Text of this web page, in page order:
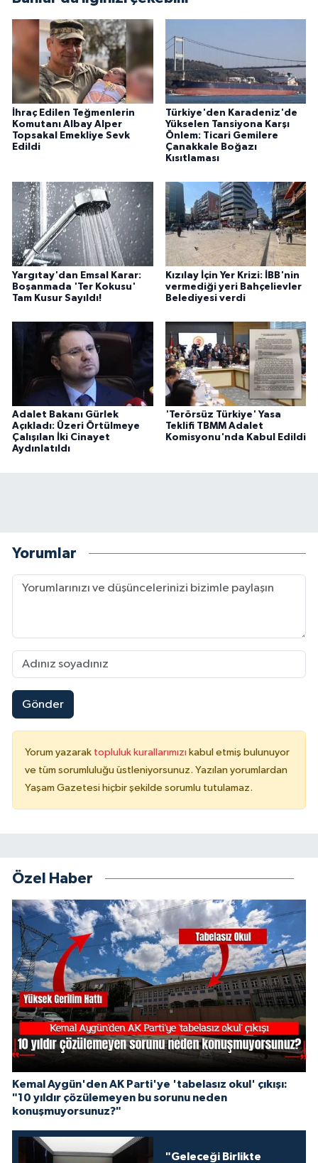
İhraç Edilen Teğmenlerin
Komutanı Albay Alper
Topsakal Emekliye Sevk
Edildi
Türkiye'den Karadeniz'de
Yükselen Tansiyona Karşı
Önlem: Ticari Gemilere
Çanakkale Boğazı
Kısıtlaması
Yargıtay'dan Emsal Karar:
Boşanmada 'Ter Kokusu'
Tam Kusur Sayıldı!
Kızılay İçin Yer Krizi: İBB'nin
vermediği yeri Bahçelievler
Belediyesi verdi
Adalet Bakanı Gürlek
Açıkladı: Üzeri Örtülmeye
Çalışılan İki Cinayet
Aydınlatıldı
'Terörsüz Türkiye' Yasa
Teklifi TBMM Adalet
Komisyonu'nda Kabul Edildi
Yorumlar
Gönder
Yorum yazarak topluluk kurallarımızı kabul etmiş bulunuyor
ve tüm sorumluluğu üstleniyorsunuz. Yazılan yorumlardan
Yaşam Gazetesi hiçbir şekilde sorumlu tutulamaz.
Özel Haber
Kemal Aygün'den AK Parti'ye 'tabelasız okul' çıkışı:
"10 yıldır çözülemeyen bu sorunu neden
konuşmuyorsunuz?"
"Geleceği Birlikte